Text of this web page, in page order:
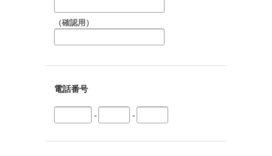
（確認用）
電話番号
- -